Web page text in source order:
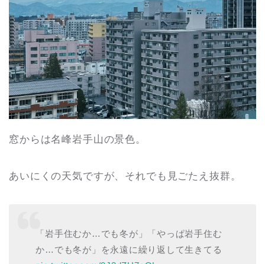
窓からは名峰岩手山の景色。
あいにくの天気ですが、それでも見ごたえ抜群。
「岩手住むか…でも冬が」「やっぱ岩手住む
か…でも冬が」を永遠に繰り返して生きてる